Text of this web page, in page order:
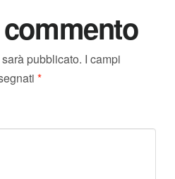
pubblicato. I campi
*